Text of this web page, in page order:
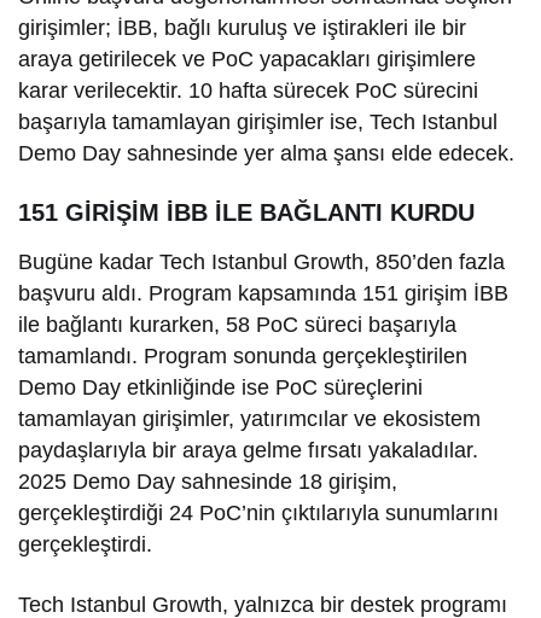
girişimler; İBB, bağlı kuruluş ve iştirakleri ile bir
araya getirilecek ve PoC yapacakları girişimlere
karar verilecektir. 10 hafta sürecek PoC sürecini
başarıyla tamamlayan girişimler ise, Tech Istanbul
Demo Day sahnesinde yer alma şansı elde edecek.
151 GİRİŞİM İBB İLE BAĞLANTI KURDU
Bugüne kadar Tech Istanbul Growth, 850’den fazla
başvuru aldı. Program kapsamında 151 girişim İBB
ile bağlantı kurarken, 58 PoC süreci başarıyla
tamamlandı. Program sonunda gerçekleştirilen
Demo Day etkinliğinde ise PoC süreçlerini
tamamlayan girişimler, yatırımcılar ve ekosistem
paydaşlarıyla bir araya gelme fırsatı yakaladılar.
2025 Demo Day sahnesinde 18 girişim,
gerçekleştirdiği 24 PoC’nin çıktılarıyla sunumlarını
gerçekleştirdi.
Tech Istanbul Growth, yalnızca bir destek programı